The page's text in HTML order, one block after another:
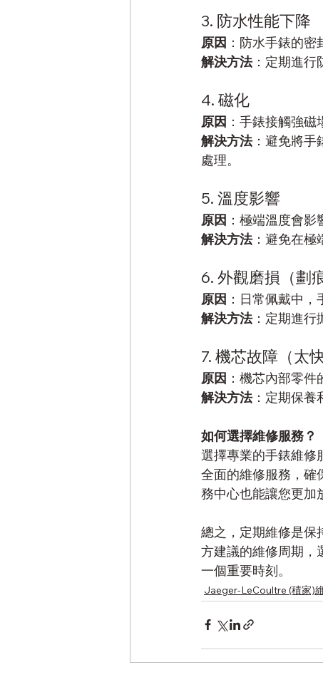
3. 防水性能下降
原因 ：防水手錶的
解決方法：定期進行
4. 磁化
原因 ：手錶接觸強
解決方法：避免將手
處理。
5. 溫度影響
原因 ：極端溫度會
解決方法：避免在極
6. 外觀磨損（劃
原因 ：日常佩戴中
解決方法：定期進行
7. 機芯故障（太
原因 ：機芯內部零
解決方法：定期保養
如何選擇維修服務？
選擇專業的手錶維修
全面的維修服務，確
務中心也能讓您更加
總之，定期維修是保
方建議的維修周期，
一個重要時刻。
Jaeger-LeCoultre (積家)